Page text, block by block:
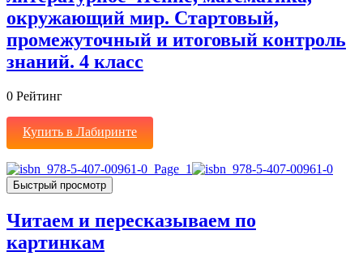
окружающий мир. Стартовый,
промежуточный и итоговый контроль
знаний. 4 класс
0 Рейтинг
Купить в Лабиринте
Быстрый просмотр
Читаем и пересказываем по
картинкам